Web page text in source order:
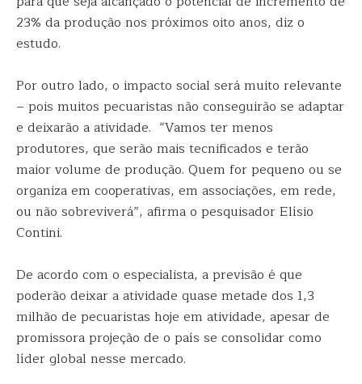
23% da produção nos próximos oito anos, diz o
estudo.
Por outro lado, o impacto social será muito relevante
– pois muitos pecuaristas não conseguirão se adaptar
e deixarão a atividade. “Vamos ter menos
produtores, que serão mais tecnificados e terão
maior volume de produção. Quem for pequeno ou se
organiza em cooperativas, em associações, em rede,
ou não sobreviverá”, afirma o pesquisador Elísio
Contini.
De acordo com o especialista, a previsão é que
poderão deixar a atividade quase metade dos 1,3
milhão de pecuaristas hoje em atividade, apesar de
promissora projeção de o país se consolidar como
líder global nesse mercado.